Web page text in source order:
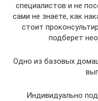
специалистов и не
сами не знаете, как
стоит
подберет
Одно из базовых
Индивидуально